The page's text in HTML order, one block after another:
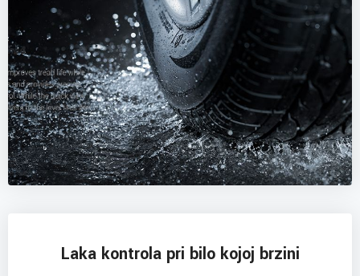
Laka kontrola pri bilo kojoj brzini